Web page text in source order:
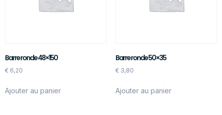
Barre ronde 48×150
€ 6,20
Ajouter au panier
Barre ronde 50×35
€3,80
Ajouter au panier